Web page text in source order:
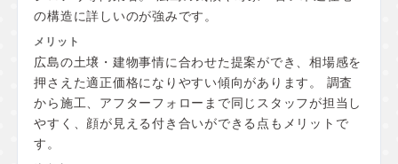
の構造に詳しいのが強みです。
広島の土壌・建物事情に合わせた提案ができ、相場感を
押さえた適正価格になりやすい傾向があります。 調査
から施工、アフターフォローまで同じスタッフが担当し
やすく、顔が見える付き合いができる点もメリットで
す。